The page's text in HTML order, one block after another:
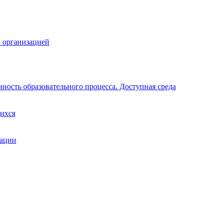
образовательного процесса. Доступная среда